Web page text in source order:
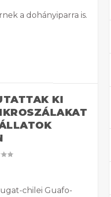
a dohányiparra is.
KI
chilei Guafo-